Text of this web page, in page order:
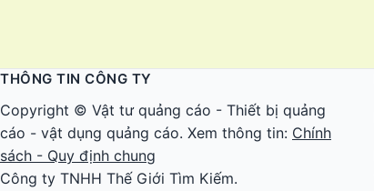
THÔNG TIN CÔNG TY
Copyright © Vật tư quảng cáo - Thiết bị quảng
cáo - vật dụng quảng cáo. Xem thông tin: Chính
sách - Quy định chung
Công ty TNHH Thế Giới Tìm Kiếm.